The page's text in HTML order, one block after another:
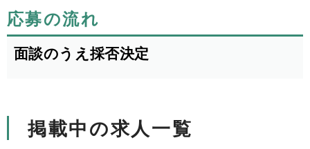
2日間
5日間
20日間
応募の流れ
面談のうえ採否決定
掲載中の求人一覧